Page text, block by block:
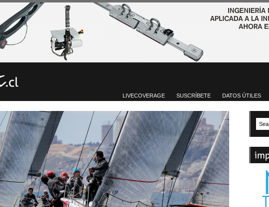
LIVECOVERAGE SUSCRÍBETE DATOS ÚTILES